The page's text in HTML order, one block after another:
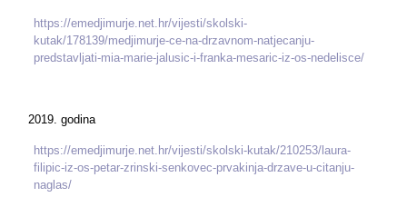
https://emedjimurje.net.hr/vijesti/skolski-
kutak/178139/medjimurje-ce-na-drzavnom-natjecanju-
predstavljati-mia-marie-jalusic-i-franka-mesaric-iz-os-nedelisce/
godina
https://emedjimurje.net.hr/vijesti/skolski-kutak/210253/laura-
filipic-iz-os-petar-zrinski-senkovec-prvakinja-drzave-u-citanju-
naglas/